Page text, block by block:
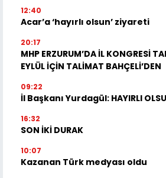
12:40
Acar’a ‘hayırlı olsun’ ziyareti
20:17
MHP ERZURUM’DA İL KONGRESİ
EYLÜL İÇİN TALİMAT BAHÇELİ’DEN
09:22
İl Başkanı Yurdagül: HAYIRLI
16:32
SON İKİ DURAK
10:07
Kazanan Türk medyası oldu